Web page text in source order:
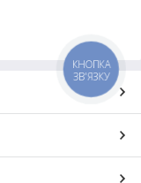
КНОПКА
ЗВ'ЯЗКУ